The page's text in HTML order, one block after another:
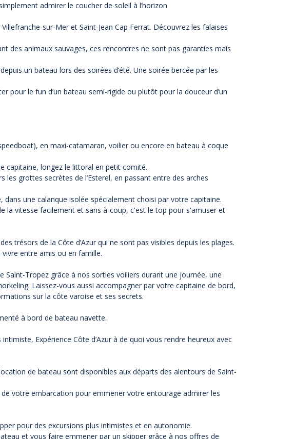
admirer le coucher de soleil à l’horizon
sur-Mer et Saint-Jean Cap Ferrat. Découvrez les falaises
des animaux sauvages, ces rencontres ne sont pas garanties mais
un bateau lors des soirées d’été. Une soirée bercée par les
pour le fun d’un bateau semi-rigide ou plutôt pour la douceur d’un
en maxi-catamaran, voilier ou encore en bateau à coque
capitaine, longez le littoral en petit comité.
grottes secrètes de l’Esterel, en passant entre des arches
une calanque isolée spécialement choisi par votre capitaine.
la vitesse facilement et sans à-coup, c'est le top pour s'amuser et
trésors de la Côte d’Azur qui ne sont pas visibles depuis les plages.
entre amis ou en famille.
Saint-Tropez grâce à nos sorties voiliers durant une journée, une
Laissez-vous aussi accompagner par votre capitaine de bord,
sur la côte varoise et ses secrets.
à bord de bateau navette.
Expérience Côte d’Azur à de quoi vous rendre heureux avec
de bateau sont disponibles aux départs des alentours de Saint-
votre embarcation pour emmener votre entourage admirer les
pour des excursions plus intimistes et en autonomie.
et vous faire emmener par un skipper grâce à nos offres de